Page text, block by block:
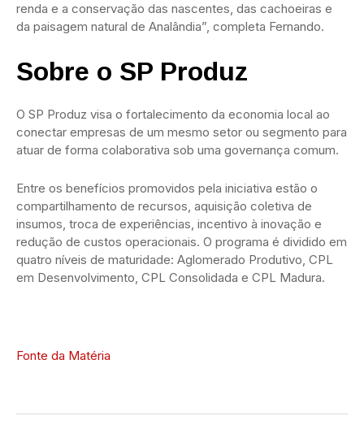
renda e a conservação das nascentes, das cachoeiras e
da paisagem natural de Analândia”, completa Fernando.
Sobre o SP Produz
O SP Produz visa o fortalecimento da economia local ao
conectar empresas de um mesmo setor ou segmento para
atuar de forma colaborativa sob uma governança comum.
Entre os benefícios promovidos pela iniciativa estão o
compartilhamento de recursos, aquisição coletiva de
insumos, troca de experiências, incentivo à inovação e
redução de custos operacionais. O programa é dividido em
quatro níveis de maturidade: Aglomerado Produtivo, CPL
em Desenvolvimento, CPL Consolidada e CPL Madura.
Fonte da Matéria